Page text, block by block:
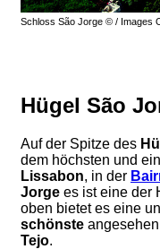
Schloss São Jorge © / Images
Hügel São
Auf der Spitze des
dem höchsten und
Lissabon, in der
Jorge es ist eine der
oben bietet es eine
schönste
Tejo.